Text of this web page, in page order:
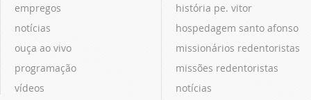
empregos
notícias
ouça ao vivo
programação
vídeos
história pe. vitor
hospedagem santo afonso
missionários redentoristas
missões redentoristas
notícias